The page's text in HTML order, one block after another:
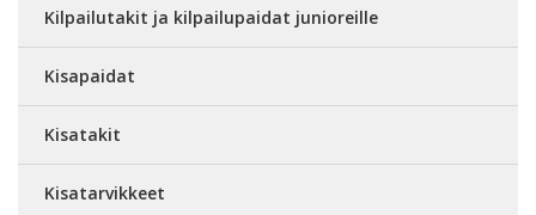
Kilpailutakit ja kilpailupaidat junioreille
Kisapaidat
Kisatakit
Kisatarvikkeet